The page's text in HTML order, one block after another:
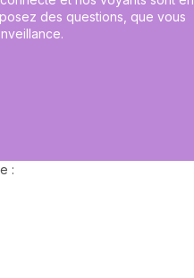
des questions, que vous
: